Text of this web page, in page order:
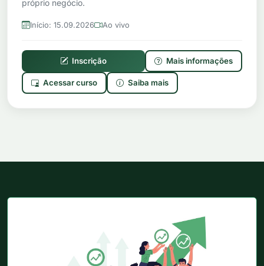
próprio negócio.
Início: 15.09.2026 Ao vivo
Inscrição Mais informações
Acessar curso Saiba mais